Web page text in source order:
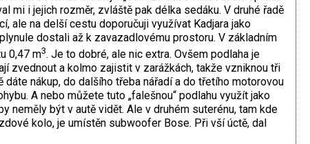
mi i jejich rozměr, zvláště pak délka sedáku. V druhé řadě
ale na delší cestu doporučuji využívat Kadjara jako
dostali až k zavazadlovému prostoru. V základním
0,47 m3. Je to dobré, ale nic extra. Ovšem podlaha je
zvednout a kolmo zajistit v zarážkách, takže vzniknou tři
nákup, do dalšího třeba nářadí a do třetího motorovou
A nebo můžete tuto „falešnou“ podlahu využít jako
neměly být v autě vidět. Ale v druhém suterénu, tam kde
kolo, je umístěn subwoofer Bose. Při vší úctě, dal